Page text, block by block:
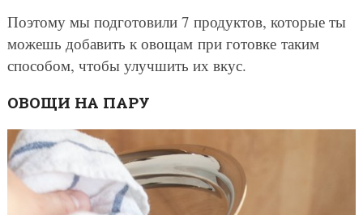
Поэтому мы подготовили 7 продуктов, которые ты
можешь добавить к овощам при готовке таким
способом, чтобы улучшить их вкус.
ОВОЩИ НА ПАРУ